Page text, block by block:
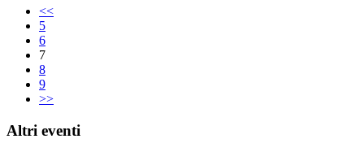
<<
5
6
7
8
9
>>
Altri eventi